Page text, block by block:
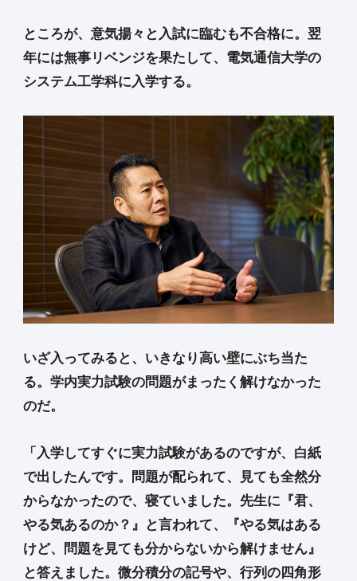
ところが、意気揚々と入試に臨むも不合格に。翌
年には無事リベンジを果たして、電気通信大学の
システム工学科に入学する。
いざ入ってみると、いきなり高い壁にぶち当た
る。学内実力試験の問題がまったく解けなかった
のだ。
「入学してすぐに実力試験があるのですが、白紙
で出したんです。問題が配られて、見ても全然分
からなかったので、寝ていました。先生に『君、
やる気あるのか？』と言われて、『やる気はある
けど、問題を見ても分からないから解けません』
と答えました。微分積分の記号や、行列の四角形